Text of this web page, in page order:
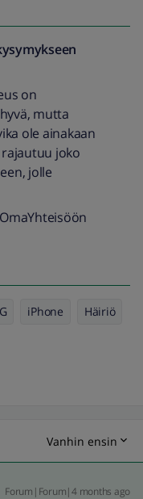
on
mutta
ole ainakaan
joko
jolle
iPhone Häiriö
Vanhin ensin
Forum|Forum|4 months ago